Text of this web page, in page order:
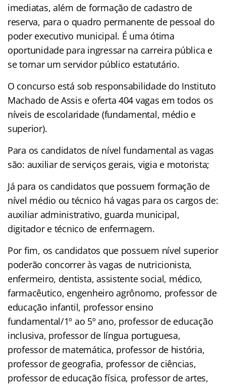
imediatas, além de formação de cadastro de
reserva, para o quadro permanente de pessoal do
poder executivo municipal. É uma ótima
oportunidade para ingressar na carreira pública e
se tornar um servidor público estatutário.
O concurso está sob responsabilidade do Instituto
Machado de Assis e oferta 404 vagas em todos os
níveis de escolaridade (fundamental, médio e
superior).
Para os candidatos de nível fundamental as vagas
são: auxiliar de serviços gerais, vigia e motorista;
Já para os candidatos que possuem formação de
nível médio ou técnico há vagas para os cargos de:
auxiliar administrativo, guarda municipal,
digitador e técnico de enfermagem.
Por fim, os candidatos que possuem nível superior
poderão concorrer às vagas de nutricionista,
enfermeiro, dentista, assistente social, médico,
farmacêutico, engenheiro agrônomo, professor de
educação infantil, professor ensino
fundamental/1º ao 5º ano, professor de educação
inclusiva, professor de língua portuguesa,
professor de matemática, professor de história,
professor de geografia, professor de ciências,
professor de educação física, professor de artes,